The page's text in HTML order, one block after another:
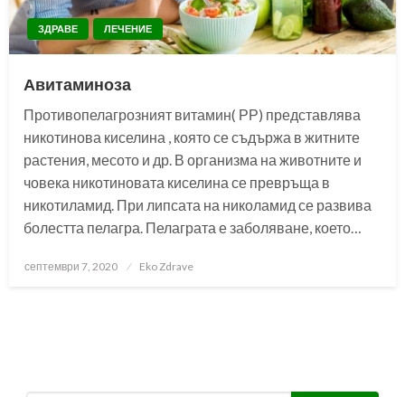
ЗДРАВЕ ЛЕЧЕНИЕ
Авитаминоза
Противопелагрозният витамин( РР) представлява
никотинова киселина , която се съдържа в житните
растения, месото и др. В организма на животните и
човека никотиновата киселина се превръща в
никотиламид. При липсата на николамид се развива
болестта пелагра. Пелаграта е заболяване, което…
Posted
септември 7, 2020 Eko Zdrave